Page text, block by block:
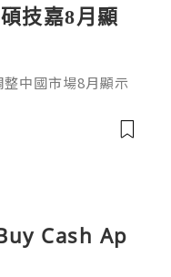
技嘉8月顯
中國市場8月顯示
價上漲約4500元
約1500至1700元
Cash Ap